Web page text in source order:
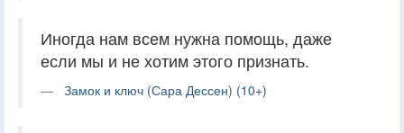
Иногда нам всем нужна помощь, даже
если мы и не хотим этого признать.
Замок и ключ (Сара Дессен) (10+)